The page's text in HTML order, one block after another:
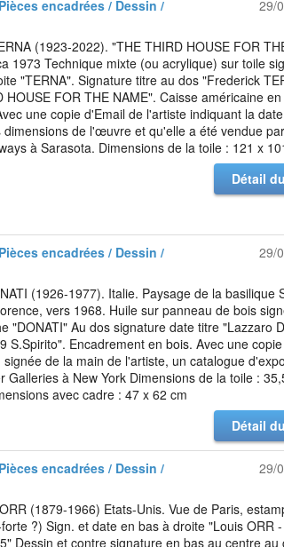
encadrées / Dessin /
29/
(1923-2022). "THE THIRD HOUSE FOR
1973 Technique mixte (ou acrylique) sur toile
"TERNA". Signature titre au dos "Frederick
HOUSE FOR THE NAME". Caisse américaine
une copie d'Email de l'artiste indiquant la
dimensions de l'œuvre et qu'elle a été vendue
à Sarasota. Dimensions de la toile : 121 x
Détail
encadrées / Dessin /
29/
(1926-1977). Italie. Paysage de la basilique
vers 1968. Huile sur panneau de bois
"DONATI" Au dos signature date titre "Lazzaro
S.Spirito". Encadrement en bois. Avec une copie
de la main de l'artiste, un catalogue
Galleries à New York Dimensions de la toile :
avec cadre : 47 x 62 cm
Détail
encadrées / Dessin /
29/
(1879-1966) Etats-Unis. Vue de Paris,
?) Sign. et date en bas à droite "Louis ORR
Dessin et contre signature en bas au centre au